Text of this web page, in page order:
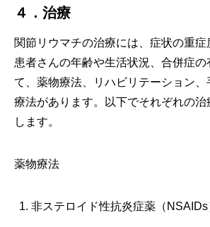
４．治療
関節リウマチの治療には、症状の重症
患者さんの年齢や生活状況、合併症の
て、薬物療法、リハビリテーション
療法があります。以下でそれぞれの治
します。
薬物療法
非ステロイド性抗炎症薬（NSAIDs